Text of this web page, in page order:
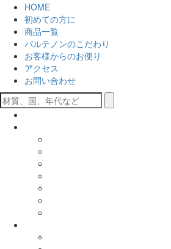
HOME
初めての方に
商品一覧
パルテノンのこだわり
お客様からのお便り
アクセス
お問い合わせ